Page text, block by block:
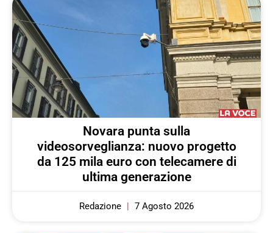
Novara punta sulla
videosorveglianza: nuovo progetto
da 125 mila euro con telecamere di
ultima generazione
Redazione 7 Agosto 2026